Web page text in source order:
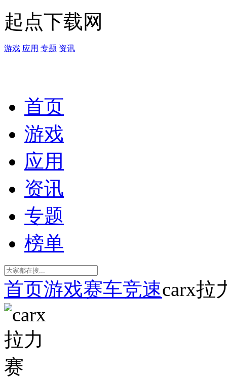
起点下载网
游戏 应用 专题 资讯
首页
游戏
应用
资讯
专题
榜单
首页游戏赛车竞速carx拉